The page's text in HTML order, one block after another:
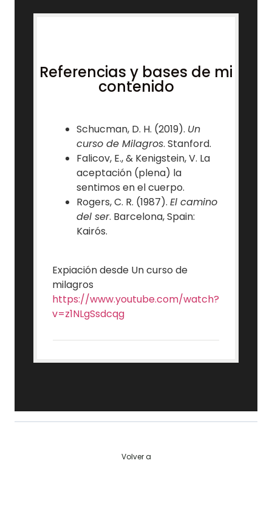
Referencias y bases de mi
contenido
Schucman, D. H. (2019). Un
curso de Milagros. Stanford.
Falicov, E., & Kenigstein, V. La
aceptación (plena) la
sentimos en el cuerpo.
Rogers, C. R. (1987). El camino
del ser. Barcelona, Spain:
Kairós.
Expiación desde Un curso de
milagros
https://www.youtube.com/watch?
v=z1NLgSsdcqg
Volver a